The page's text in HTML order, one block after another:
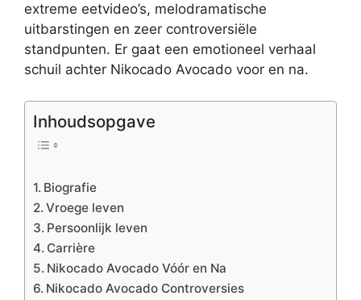
extreme eetvideo’s, melodramatische
uitbarstingen en zeer controversiële
standpunten. Er gaat een emotioneel verhaal
schuil achter Nikocado Avocado voor en na.
Inhoudsopgave
Biografie
Vroege leven
Persoonlijk leven
Carrière
Nikocado Avocado Vóór en Na
Nikocado Avocado Controversies